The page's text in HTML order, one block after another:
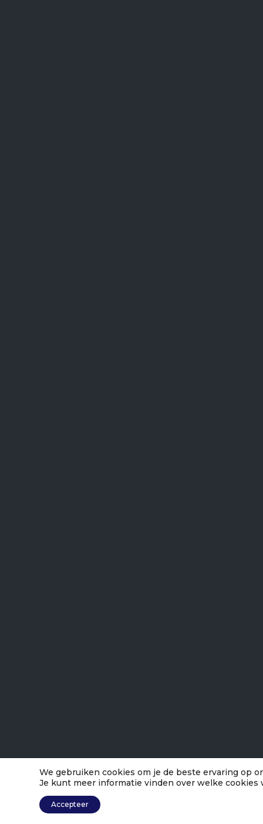
We gebruiken cookies om je de beste ervaring op
Je kunt meer informatie vinden over welke
Accepteer